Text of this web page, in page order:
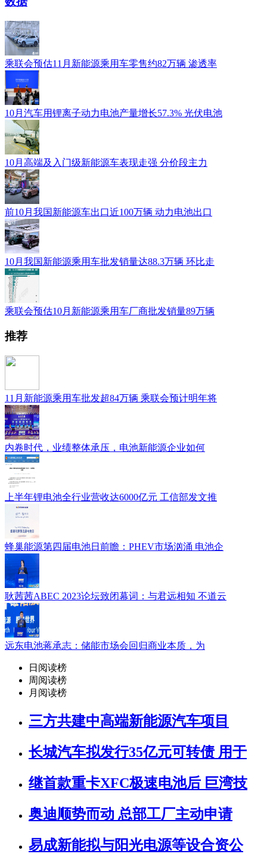
乘联会预估11月新能源乘用车零售约82万辆 渗透率
10月汽车用锂离子动力电池产量增长57.3% 光伏电池
10月高端及入门级新能源车表现走强 分价段主力
前10月我国新能源车出口近100万辆 动力电池出口
10月我国新能源乘用车批发销量达88.3万辆 环比走
乘联会预估10月新能源乘用车厂商批发销量89万辆
推荐
11月新能源乘用车批发超84万辆 乘联会预计明年将
内卷时代，业绩整体承压，电池新能源企业如何
上半年锂电池全行业营收达6000亿元 工信部发文推
蜂巢能源第四届电池日前瞻：PHEV市场汹涌 电池企
耿茜茜ABEC 2023论坛致闭幕词：与君远相知 不道云
远东电池蒋承志：储能市场会回归商业本质，为
日阅读榜
周阅读榜
月阅读榜
三方共建中高端新能源汽车项目
长城汽车拟发行35亿元可转债 用于
继首款重卡XFC极速电池后 巨湾技
奥迪顺势而动 总部工厂主动申请
易成新能拟与阳光电源等设合资公